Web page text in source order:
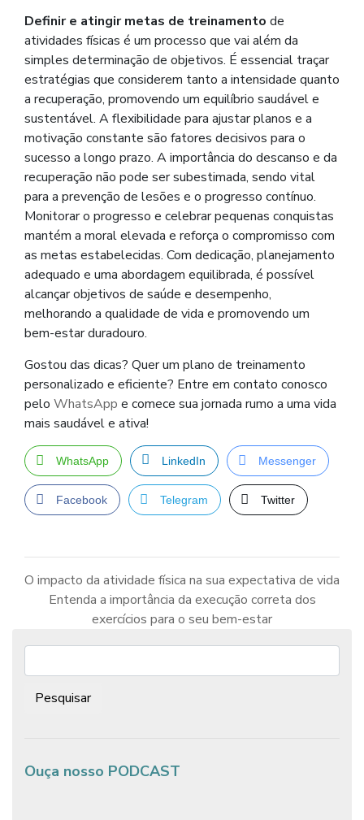
Definir e atingir metas de treinamento de
atividades físicas é um processo que vai além da
simples determinação de objetivos. É essencial traçar
estratégias que considerem tanto a intensidade quanto
a recuperação, promovendo um equilíbrio saudável e
sustentável. A flexibilidade para ajustar planos e a
motivação constante são fatores decisivos para o
sucesso a longo prazo. A importância do descanso e da
recuperação não pode ser subestimada, sendo vital
para a prevenção de lesões e o progresso contínuo.
Monitorar o progresso e celebrar pequenas conquistas
mantém a moral elevada e reforça o compromisso com
as metas estabelecidas. Com dedicação, planejamento
adequado e uma abordagem equilibrada, é possível
alcançar objetivos de saúde e desempenho,
melhorando a qualidade de vida e promovendo um
bem-estar duradouro.
Gostou das dicas? Quer um plano de treinamento
personalizado e eficiente? Entre em contato conosco
pelo WhatsApp e comece sua jornada rumo a uma vida
mais saudável e ativa!
WhatsApp LinkedIn Messenger
Facebook Telegram Twitter
Navegação
O impacto da atividade física na sua expectativa de vida
Entenda a importância da execução correta dos
exercícios para o seu bem-estar
Ouça nosso PODCAST